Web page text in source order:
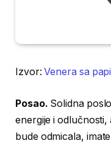
Izvor:Venera sa
Posao. Solidna
energije i odlučnosti,
bude odmicala,